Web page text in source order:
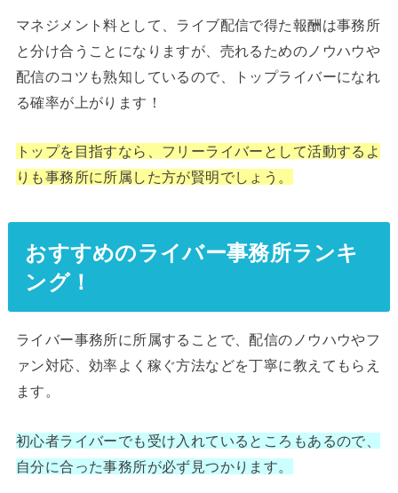
マネジメント料として、ライブ配信で得た報酬は事務所
と分け合うことになりますが、売れるためのノウハウや
配信のコツも熟知しているので、トップライバーになれ
る確率が上がります！
トップを目指すなら、フリーライバーとして活動するよ
りも事務所に所属した方が賢明でしょう。
おすすめのライバー事務所ランキ
ング！
ライバー事務所に所属することで、配信のノウハウやフ
ァン対応、効率よく稼ぐ方法などを丁寧に教えてもらえ
ます。
初心者ライバーでも受け入れているところもあるので、
自分に合った事務所が必ず見つかります。